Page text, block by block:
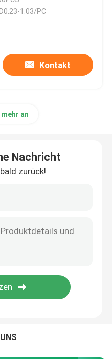
1.03/PC
Kontakt
mehr an
Nachricht
zurück!